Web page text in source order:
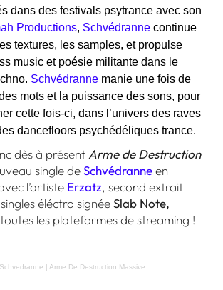
dans des festivals psytrance avec son
Productions, Schvédranne continue
textures, les samples, et propulse
music et poésie militante dans le
Schvédranne manie une fois de
mots et la puissance des sons, pour
cette fois-ci, dans l’univers des raves
dancefloors psychédéliques trance.
dès à présent Arme de Destruction
single deSchvédranneen
l’artiste Erzatz, second extrait
éléctro signéeSlab Note,
les plateformes de streaming !
Schvedranne | Arme De Destruction Massive